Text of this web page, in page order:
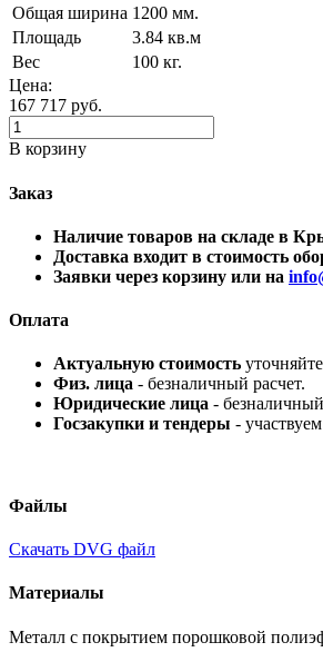
Общая ширина 1200 мм.
Площадь
3.84 кв.м
Вес
100 кг.
Цена:
167 717 руб.
В корзину
Заказ
Наличие товаров на складе в
Доставка входит в стоимость
Заявки через корзину или на
Оплата
Актуальную стоимость
Физ. лица - безналичный расчет.
Юридические лица - безналичный
Госзакупки и тендеры -
Файлы
Скачать DVG файл
Материалы
Металл с покрытием порошковой